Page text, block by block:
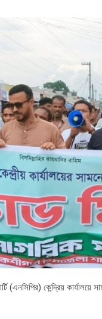
(এনসিপির) কেন্দ্রিয় কার্যালয়ে